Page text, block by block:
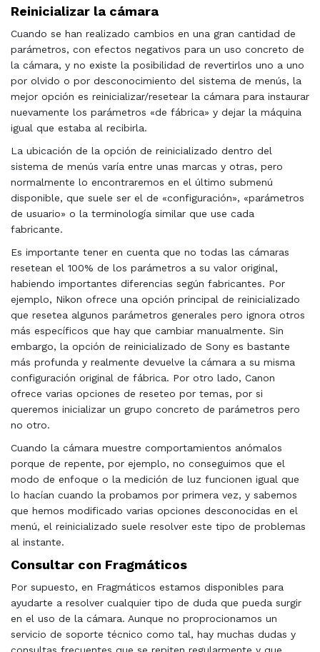
Reinicializar la cámara
Cuando se han realizado cambios en una gran cantidad de
parámetros, con efectos negativos para un uso concreto de
la cámara, y no existe la posibilidad de revertirlos uno a uno
por olvido o por desconocimiento del sistema de menús, la
mejor opción es reinicializar/resetear la cámara para instaurar
nuevamente los parámetros «de fábrica» y dejar la máquina
igual que estaba al recibirla.
La ubicación de la opción de reinicializado dentro del
sistema de menús varía entre unas marcas y otras, pero
normalmente lo encontraremos en el último submenú
disponible, que suele ser el de «configuración», «parámetros
de usuario» o la terminología similar que use cada
fabricante.
Es importante tener en cuenta que no todas las cámaras
resetean el 100% de los parámetros a su valor original,
habiendo importantes diferencias según fabricantes. Por
ejemplo, Nikon ofrece una opción principal de reinicializado
que resetea algunos parámetros generales pero ignora otros
más específicos que hay que cambiar manualmente. Sin
embargo, la opción de reinicializado de Sony es bastante
más profunda y realmente devuelve la cámara a su misma
configuración original de fábrica. Por otro lado, Canon
ofrece varias opciones de reseteo por temas, por si
queremos inicializar un grupo concreto de parámetros pero
no otro.
Cuando la cámara muestre comportamientos anómalos
porque de repente, por ejemplo, no conseguimos que el
modo de enfoque o la medición de luz funcionen igual que
lo hacían cuando la probamos por primera vez, y sabemos
que hemos modificado varias opciones desconocidas en el
menú, el reinicializado suele resolver este tipo de problemas
al instante.
Consultar con Fragmáticos
Por supuesto, en Fragmáticos estamos disponibles para
ayudarte a resolver cualquier tipo de duda que pueda surgir
en el uso de la cámara. Aunque no proprocionamos un
servicio de soporte técnico como tal, hay muchas dudas y